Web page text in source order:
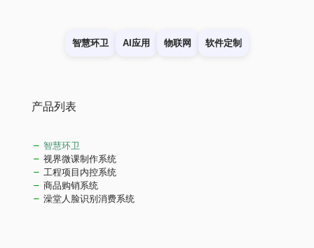
智慧环卫 AI应用 物联网 软件定制
产品列表
智慧环卫
视界微课制作系统
工程项目内控系统
商品购销系统
澡堂人脸识别消费系统